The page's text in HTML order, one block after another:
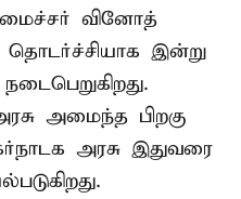
வினோத்
இன்று
அமைந்த பிறகு
அரசு இதுவரை